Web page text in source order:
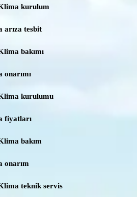
kurulum
arıza tesbit
bakımı
onarımı
kurulumu
fiyatları
bakım
onarım
teknik servis